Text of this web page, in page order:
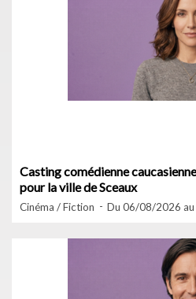
Casting comédienne
pour la ville de Sceaux
Cinéma / Fiction Du 06/08/2026